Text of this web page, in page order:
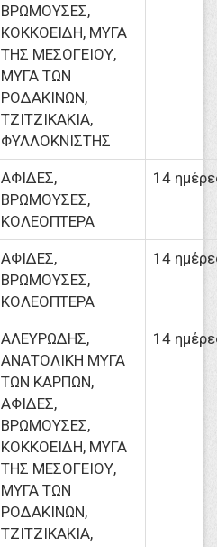
ΒΡΩΜΟΥΣΕΣ,
ΚΟΚΚΟΕΙΔΗ, ΜΥΓΑ
ΤΗΣ ΜΕΣΟΓΕΙΟΥ,
ΜΥΓΑ ΤΩΝ
ΡΟΔΑΚΙΝΩΝ,
ΤΖΙΤΖΙΚΑΚΙΑ,
ΦΥΛΛΟΚΝΙΣΤΗΣ
ΑΦΙΔΕΣ,
ΒΡΩΜΟΥΣΕΣ,
ΚΟΛΕΟΠΤΕΡΑ
14
ΑΦΙΔΕΣ,
ΒΡΩΜΟΥΣΕΣ,
ΚΟΛΕΟΠΤΕΡΑ
14
ΑΛΕΥΡΩΔΗΣ,
ΑΝΑΤΟΛΙΚΗ ΜΥΓΑ
ΤΩΝ ΚΑΡΠΩΝ,
ΑΦΙΔΕΣ,
ΒΡΩΜΟΥΣΕΣ,
ΚΟΚΚΟΕΙΔΗ, ΜΥΓΑ
ΤΗΣ ΜΕΣΟΓΕΙΟΥ,
ΜΥΓΑ ΤΩΝ
ΡΟΔΑΚΙΝΩΝ,
ΤΖΙΤΖΙΚΑΚΙΑ,
14